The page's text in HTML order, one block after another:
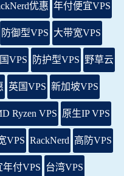
优惠 年付便宜VPS
防御型VPS 大带宽VPS
VPS 防护型VPS 野草云
英国VPS 新加坡VPS
Ryzen VPS 原生IP VPS
VPS RackNerd 高防VPS
年付VPS 台湾VPS